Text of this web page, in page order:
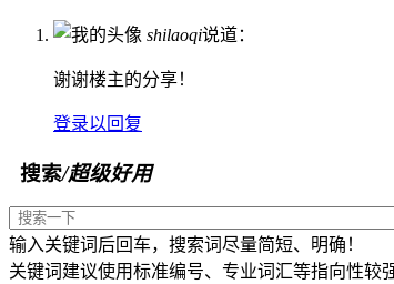
shilaoqi说道：
谢谢楼主的分享！
登录以回复
搜索/超级好用
输入关键词后回车，搜索词尽量简短、明确！
关键词建议使用标准编号、专业词汇等指向性较